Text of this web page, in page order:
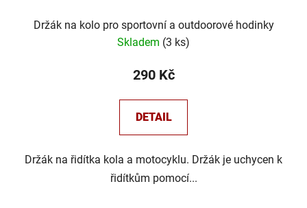
Držák na kolo pro sportovní a outdoorové hodinky
Skladem (3 ks)
290 Kč
DETAIL
Držák na řidítka kola a motocyklu. Držák je uchycen k
řidítkům pomocí...